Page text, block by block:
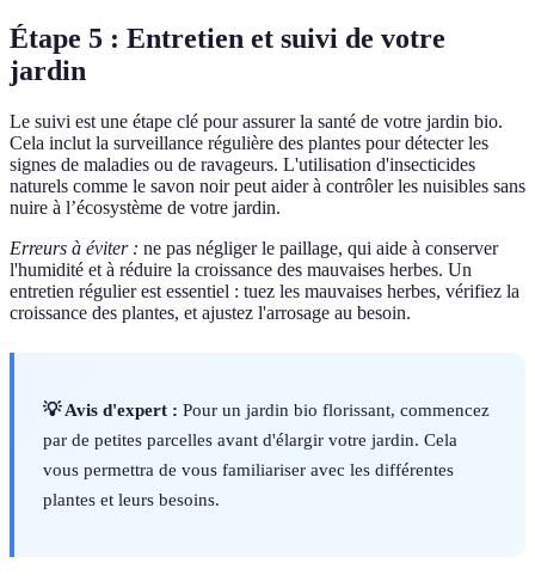
Étape 5 : Entretien et suivi de votre
jardin
Le suivi est une étape clé pour assurer la santé de votre jardin bio.
Cela inclut la surveillance régulière des plantes pour détecter les
signes de maladies ou de ravageurs. L'utilisation d'insecticides
naturels comme le savon noir peut aider à contrôler les nuisibles sans
nuire à l’écosystème de votre jardin.
Erreurs à éviter : ne pas négliger le paillage, qui aide à conserver
l'humidité et à réduire la croissance des mauvaises herbes. Un
entretien régulier est essentiel : tuez les mauvaises herbes, vérifiez la
croissance des plantes, et ajustez l'arrosage au besoin.
💡 Avis d'expert : Pour un jardin bio florissant, commencez
par de petites parcelles avant d'élargir votre jardin. Cela
vous permettra de vous familiariser avec les différentes
plantes et leurs besoins.